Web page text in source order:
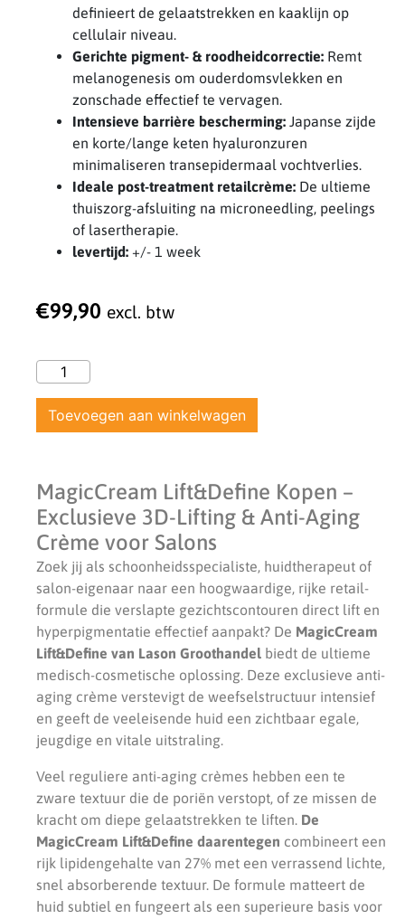
definieert de gelaatstrekken en kaaklijn op
cellulair niveau.
Gerichte pigment- & roodheidcorrectie: Remt
melanogenesis om ouderdomsvlekken en
zonschade effectief te vervagen.
Intensieve barrière bescherming: Japanse zijde
en korte/lange keten hyaluronzuren
minimaliseren transepidermaal vochtverlies.
Ideale post-treatment retailcrème: De ultieme
thuiszorg-afsluiting na microneedling, peelings
of lasertherapie.
levertijd: +/- 1 week
€99,90 excl. btw
Toevoegen aan winkelwagen
MagicCream Lift&Define Kopen –
Exclusieve 3D-Lifting & Anti-Aging
Crème voor Salons
Zoek jij als schoonheidsspecialiste, huidtherapeut of
salon-eigenaar naar een hoogwaardige, rijke retail-
formule die verslapte gezichtscontouren direct lift en
hyperpigmentatie effectief aanpakt? De MagicCream
Lift&Define van Lason Groothandel biedt de ultieme
medisch-cosmetische oplossing. Deze exclusieve anti-
aging crème verstevigt de weefselstructuur intensief
en geeft de veeleisende huid een zichtbaar egale,
jeugdige en vitale uitstraling.
Veel reguliere anti-aging crèmes hebben een te
zware textuur die de poriën verstopt, of ze missen de
kracht om diepe gelaatstrekken te liften. De
MagicCream Lift&Define daarentegen combineert een
rijk lipidengehalte van 27% met een verrassend lichte,
snel absorberende textuur. De formule matteert de
huid subtiel en fungeert als een superieure basis voor